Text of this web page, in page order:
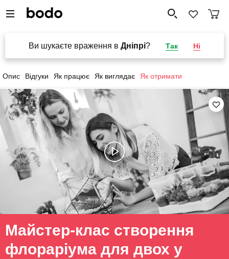
Ви шукаєте враження в Дніпрі? Так Ні
Опис Відгуки Як працює Як виглядає Як отримати
Майстер-клас створення
флораріума для двох у